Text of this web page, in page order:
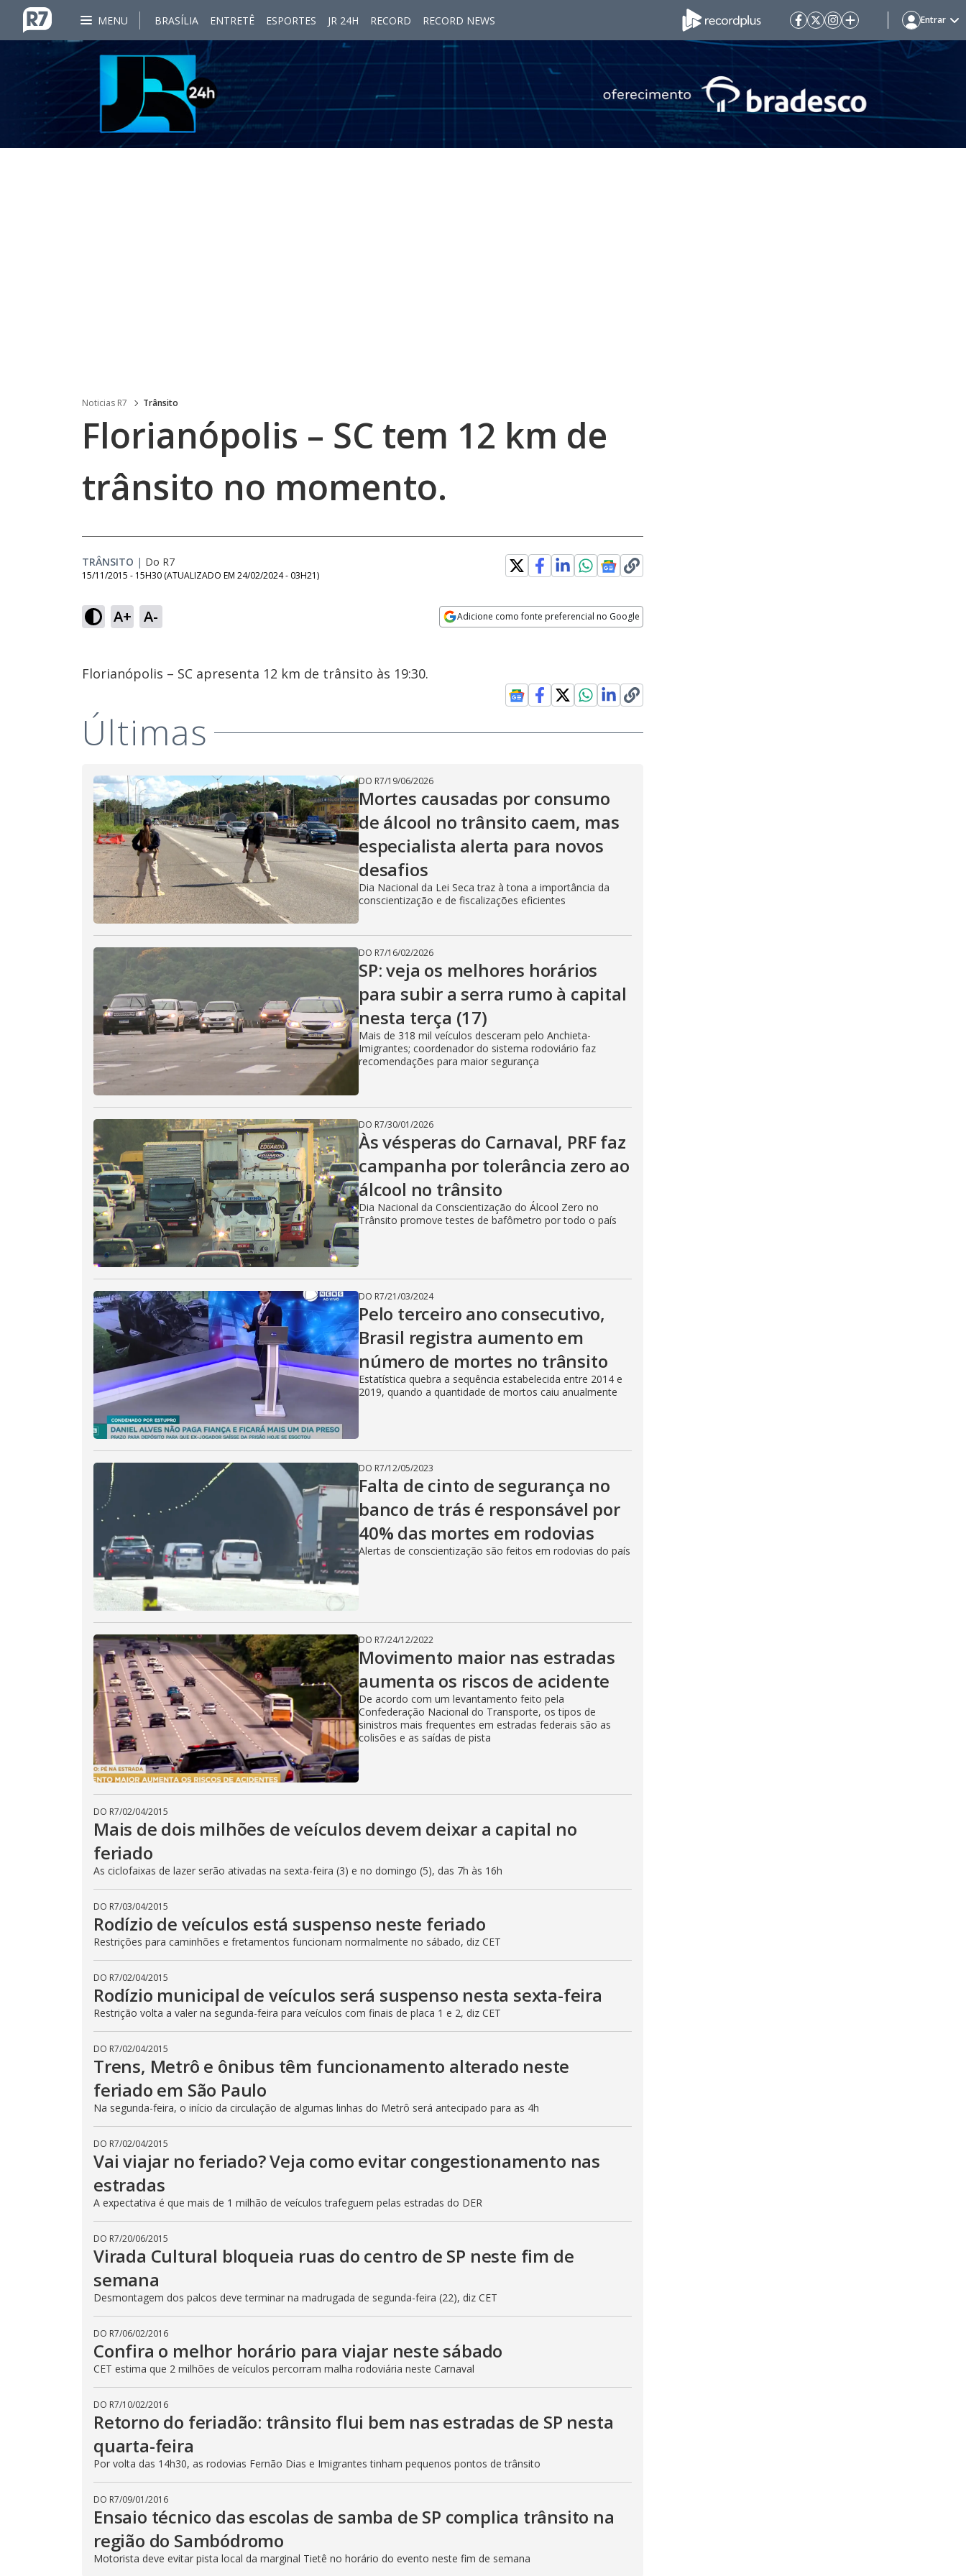
MENU BRASÍLIA ENTRETÊ ESPORTES JR 24H RECORD RECORD NEWS Entrar
Noticias R7 Trânsito
Florianópolis – SC tem 12 km de
trânsito no momento.
TRÂNSITO | Do R7
15/11/2015 - 15H30 (ATUALIZADO EM 24/02/2024 - 03H21)
A+ A- Adicione como fonte preferencial no Google
Florianópolis – SC apresenta 12 km de trânsito às 19:30.
Últimas
DO R7/19/06/2026
Mortes causadas por consumo
de álcool no trânsito caem, mas
especialista alerta para novos
desafios
Dia Nacional da Lei Seca traz à tona a importância da
conscientização e de fiscalizações eficientes
DO R7/16/02/2026
SP: veja os melhores horários
para subir a serra rumo à capital
nesta terça (17)
Mais de 318 mil veículos desceram pelo Anchieta-
Imigrantes; coordenador do sistema rodoviário faz
recomendações para maior segurança
DO R7/30/01/2026
Às vésperas do Carnaval, PRF faz
campanha por tolerância zero ao
álcool no trânsito
Dia Nacional da Conscientização do Álcool Zero no
Trânsito promove testes de bafômetro por todo o país
DO R7/21/03/2024
Pelo terceiro ano consecutivo,
Brasil registra aumento em
número de mortes no trânsito
Estatística quebra a sequência estabelecida entre 2014 e
2019, quando a quantidade de mortos caiu anualmente
DO R7/12/05/2023
Falta de cinto de segurança no
banco de trás é responsável por
40% das mortes em rodovias
Alertas de conscientização são feitos em rodovias do país
DO R7/24/12/2022
Movimento maior nas estradas
aumenta os riscos de acidente
De acordo com um levantamento feito pela
Confederação Nacional do Transporte, os tipos de
sinistros mais frequentes em estradas federais são as
colisões e as saídas de pista
DO R7/02/04/2015
Mais de dois milhões de veículos devem deixar a capital no
feriado
As ciclofaixas de lazer serão ativadas na sexta-feira (3) e no domingo (5), das 7h às 16h
DO R7/03/04/2015
Rodízio de veículos está suspenso neste feriado
Restrições para caminhões e fretamentos funcionam normalmente no sábado, diz CET
DO R7/02/04/2015
Rodízio municipal de veículos será suspenso nesta sexta-feira
Restrição volta a valer na segunda-feira para veículos com finais de placa 1 e 2, diz CET
DO R7/02/04/2015
Trens, Metrô e ônibus têm funcionamento alterado neste
feriado em São Paulo
Na segunda-feira, o início da circulação de algumas linhas do Metrô será antecipado para as 4h
DO R7/02/04/2015
Vai viajar no feriado? Veja como evitar congestionamento nas
estradas
A expectativa é que mais de 1 milhão de veículos trafeguem pelas estradas do DER
DO R7/20/06/2015
Virada Cultural bloqueia ruas do centro de SP neste fim de
semana
Desmontagem dos palcos deve terminar na madrugada de segunda-feira (22), diz CET
DO R7/06/02/2016
Confira o melhor horário para viajar neste sábado
CET estima que 2 milhões de veículos percorram malha rodoviária neste Carnaval
DO R7/10/02/2016
Retorno do feriadão: trânsito flui bem nas estradas de SP nesta
quarta-feira
Por volta das 14h30, as rodovias Fernão Dias e Imigrantes tinham pequenos pontos de trânsito
DO R7/09/01/2016
Ensaio técnico das escolas de samba de SP complica trânsito na
região do Sambódromo
Motorista deve evitar pista local da marginal Tietê no horário do evento neste fim de semana